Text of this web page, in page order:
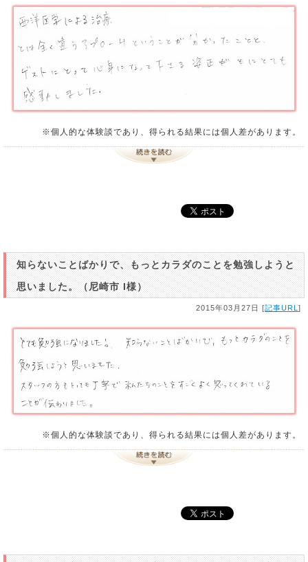
※個人的な体験談であり、得られる結果には個人差があります。
知らないことばかりで、もっとカラダのことを勉強しようと
思いました。（尼崎市 I様）
2015年03月27日 [記事URL ]
※個人的な体験談であり、得られる結果には個人差があります。